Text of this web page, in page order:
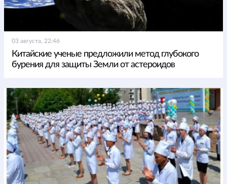
03 августа, 22:46
Китайские ученые предложили метод глубокого
бурения для защиты Земли от астероидов